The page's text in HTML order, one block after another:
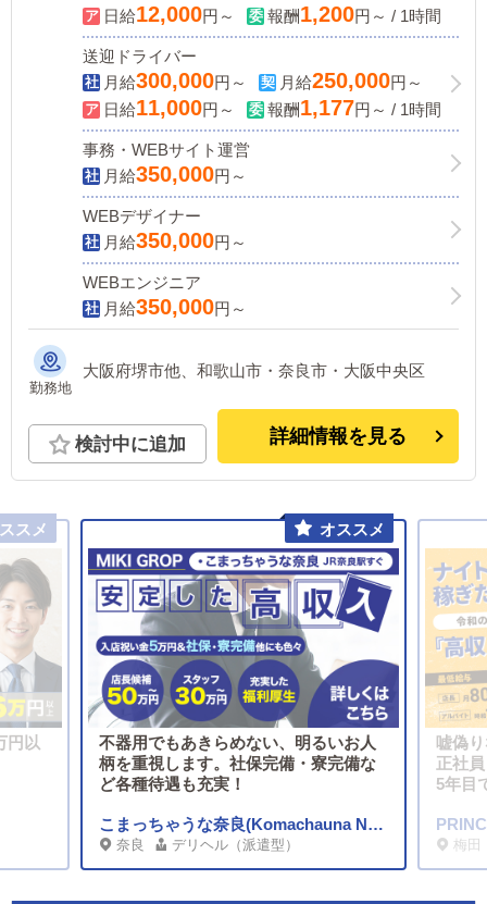
日給12,000円～ 報酬1,200円～ / 1時間
送迎ドライバー
月給300,000円～ 月給250,000円～
日給11,000円～ 報酬1,177円～ / 1時間
事務・WEBサイト運営
月給350,000円～
WEBデザイナー
月給350,000円～
WEBエンジニア
月給350,000円～
勤務地
大阪府堺市他、和歌山市・奈良市・大阪中央区
検討中に追加 詳細情報を見る
円以
不器用でもあきらめない、明るいお人
柄を重視します。社保完備・寮完備な
ど各種待遇も充実！
こまっちゃうな奈良(Komachauna Nara)
奈良 デリヘル（派遣型）
嘘偽
正社
5年目
梅田